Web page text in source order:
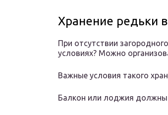
Хранение редьки
При отсутствии
условиях? Можно
Важные условия такого
Балкон или лоджия должны